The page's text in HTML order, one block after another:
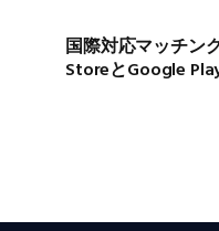
国際対応マッチン
StoreとGoogle